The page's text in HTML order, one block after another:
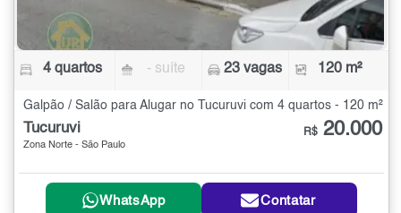
4 quartos - suíte 23 vagas 120 m²
Galpão / Salão para Alugar no Tucuruvi com 4 quartos - 120 m²
Tucuruvi
Zona Norte - São Paulo
R$ 20.000
WhatsApp Contatar